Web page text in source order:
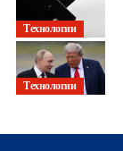
Технологии
Технологии